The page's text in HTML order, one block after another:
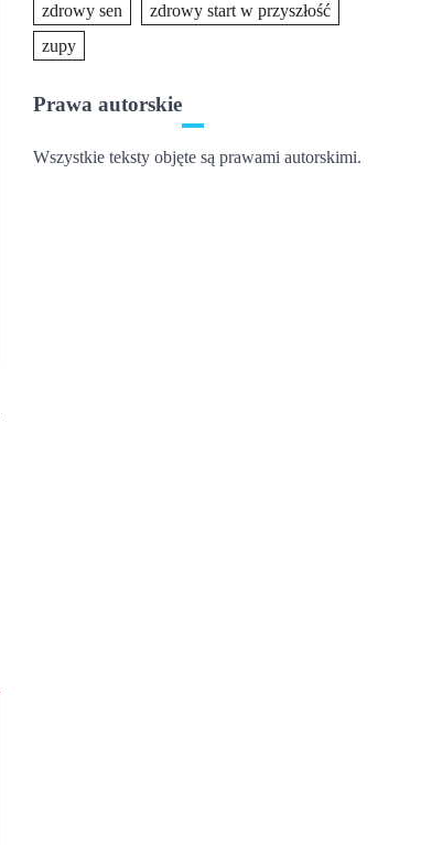
zdrowy sen
zdrowy start w przyszłość
zupy
Prawa autorskie
Wszystkie teksty objęte są prawami autorskimi.